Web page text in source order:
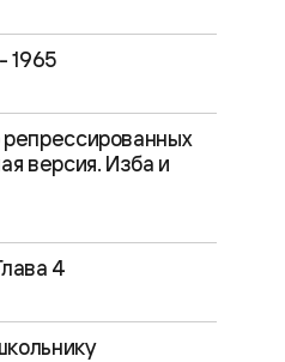
1965
версия. Изба и
4